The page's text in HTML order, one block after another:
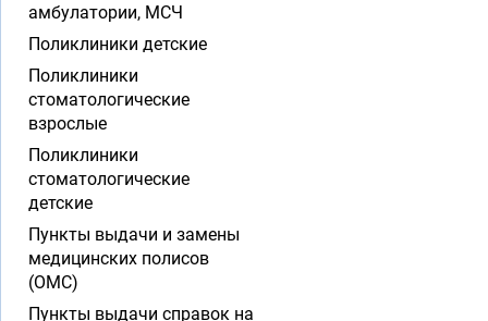
амбулатории, МСЧ
Поликлиники детские
Поликлиники
стоматологические
взрослые
Поликлиники
стоматологические
детские
Пункты выдачи и замены
медицинских полисов
(ОМС)
Пункты выдачи справок на